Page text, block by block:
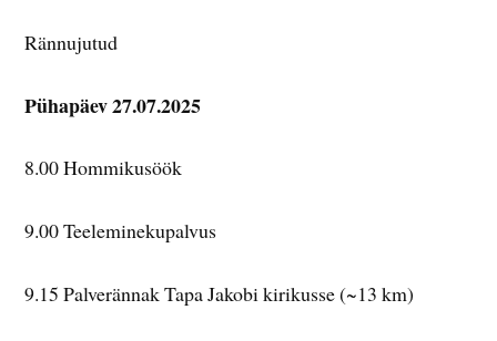
Rännujutud
Pühapäev 27.07.2025
8.00 Hommikusöök
9.00 Teeleminekupalvus
9.15 Palverännak Tapa Jakobi kirikusse (~13 km)